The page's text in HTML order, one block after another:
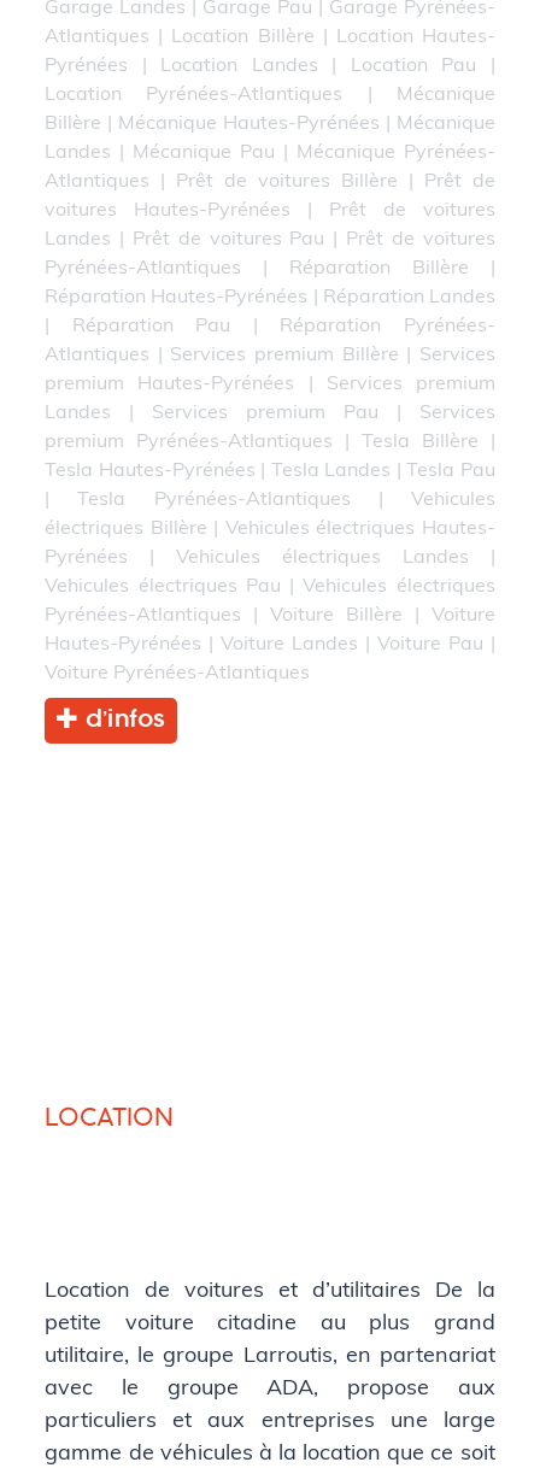
Garage Landes Garage Pau
Garage Pyrénées-
Atlantiques | Location Billère | Location Hautes-
Pyrénées | Location Landes | Location Pau |
Location Pyrénées-Atlantiques | Mécanique
Billère | Mécanique Hautes-Pyrénées | Mécanique
Landes | Mécanique Pau | Mécanique Pyrénées-
Atlantiques | Prêt de voitures Billère | Prêt de
voitures Hautes-Pyrénées | Prêt de voitures
Landes | Prêt de voitures Pau | Prêt de voitures
Pyrénées-Atlantiques | Réparation Billère |
Réparation Hautes-Pyrénées | Réparation Landes
| Réparation Pau | Réparation Pyrénées-
Atlantiques | Services premium Billère | Services
premium Hautes-Pyrénées | Services premium
Landes | Services premium Pau | Services
premium Pyrénées-Atlantiques | Tesla Billère |
Tesla Hautes-Pyrénées | Tesla Landes |Tesla Pau
|Tesla Pyrénées-Atlantiques | Vehicules
électriques Billère | Vehicules électriques Hautes-
Pyrénées |Vehicules électriques Landes |
Vehicules électriques Pau |Vehicules électriques
Pyrénées-Atlantiques |Voiture Billère | Voiture
Hautes-Pyrénées |Voiture Landes | Voiture Pau |
Voiture Pyrénées-Atlantiques
d’infos
LOCATION
Location de voitures et d’utilitaires De la
petite voiture citadine au plus grand
utilitaire, le groupe Larroutis, en partenariat
avec le groupe ADA, propose aux
particuliers et aux entreprises une large
gamme de véhicules à la location que ce soit